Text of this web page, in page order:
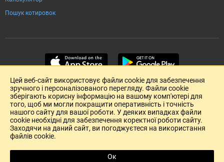
Пошук котировок
Розміщення реклами
Цей веб-сайт використовує файли cookie для забезпечення
зручного і персоналізованого перегляду. Файли cookie
зберігають корисну інформацію на вашому комп'ютері для
того, щоб ми могли покращити оперативність і точність
нашого сайту для вашої роботи. У деяких випадках файли
cookie необхідні для забезпечення коректної роботи сайту.
Заходячи на даний сайт, ви погоджуєтеся на використання
файлів cookie.
Ок